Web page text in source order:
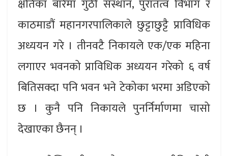
क्षतिका बारेमा गुठी संस्थान, पुरातत्व विभाग र
काठमाडौं महानगरपालिकाले छुट्टाछुट्टै प्राविधिक
अध्ययन गरे । तीनवटै निकायले एक/एक महिना
लगाएर भवनको प्राविधिक अध्ययन गरेको ६ वर्ष
बितिसक्दा पनि भवन भने टेकोका भरमा अडिएको
छ । कुनै पनि निकायले पुनर्निर्माणमा चासो
देखाएका छैनन् ।